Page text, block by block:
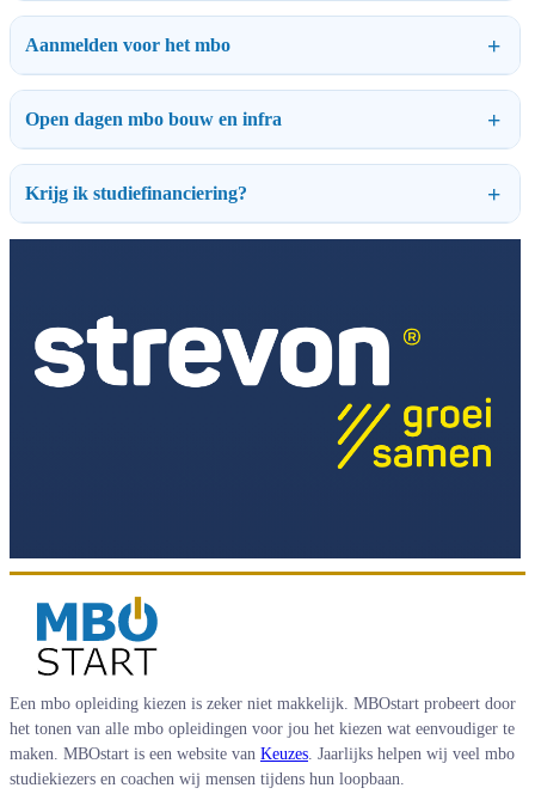
Aanmelden voor het mbo
Open dagen mbo bouw en infra
Krijg ik studiefinanciering?
Een mbo opleiding kiezen is zeker niet makkelijk. MBOstart probeert door
het tonen van alle mbo opleidingen voor jou het kiezen wat eenvoudiger te
maken. MBOstart is een website van Keuzes . Jaarlijks helpen wij veel mbo
studiekiezers en coachen wij mensen tijdens hun loopbaan.